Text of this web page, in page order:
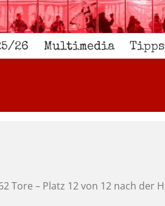
26 Multimedia
Tore – Platz 12 von 12 nach der